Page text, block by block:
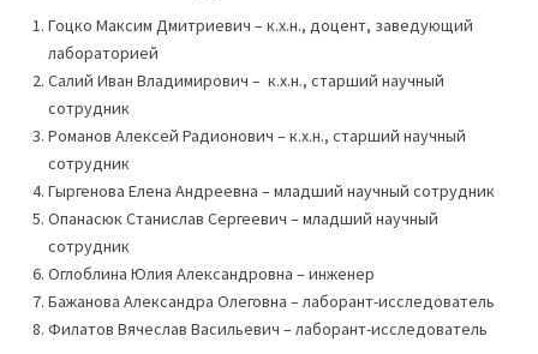
Гоцко Максим Дмитриевич – к.х.н., доцент, заведующий
лабораторией
Салий Иван Владимирович – к.х.н., старший научный
сотрудник
Романов Алексей Радионович – к.х.н., старший научный
сотрудник
Гыргенова Елена Андреевна – младший научный сотрудник
Опанасюк Станислав Сергеевич – младший научный
сотрудник
Оглоблина Юлия Александровна – инженер
Бажанова Александра Олеговна – лаборант-исследователь
Филатов Вячеслав Васильевич – лаборант-исследователь